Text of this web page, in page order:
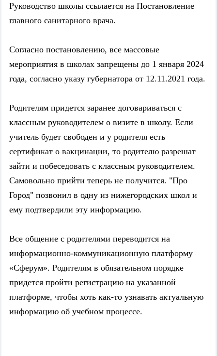
Руководство школы ссылается на Постановление
главного санитарного врача.
Согласно постановлению, все массовые
мероприятия в школах запрещены до 1 января 2024
года, согласно указу губернатора от 12.11.2021 года.
Родителям придется заранее договариваться с
классным руководителем о визите в школу. Если
учитель будет свободен и у родителя есть
сертификат о вакцинации, то родителю разрешат
зайти и побеседовать с классным руководителем.
Самовольно прийти теперь не получится. "Про
Город" позвонил в одну из нижегородских школ и
ему подтвердили эту информацию.
Все общение с родителями переводится на
информационно-коммуникационную платформу
«Сферум». Родителям в обязательном порядке
придется пройти регистрацию на указанной
платформе, чтобы хоть как-то узнавать актуальную
информацию об учебном процессе.